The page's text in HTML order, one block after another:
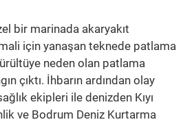
bir marinada akaryakıt
için yanaşan teknede patlama
neden olan patlama
çıktı. İhbarın ardından olay
ekipleri ile denizden Kıyı
ve Bodrum Deniz Kurtarma